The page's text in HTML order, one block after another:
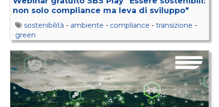
non solo compliance ma leva di sviluppo"
sostenibilità - ambiente - compliance - transizione -
green